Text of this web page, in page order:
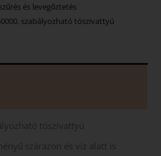
és levegőztetés
, szabályozható tószivattyú
tószivattyú
szárazon és víz alatt is